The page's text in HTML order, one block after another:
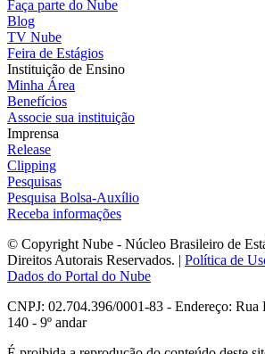
Faça parte do Nube
Blog
TV Nube
Feira de Estágios
Instituição de Ensino
Minha Área
Benefícios
Associe sua instituição
Imprensa
Release
Clipping
Pesquisas
Pesquisa Bolsa-Auxílio
Receba informações
© Copyright Nube - Núcleo Brasileiro de
Direitos Autorais Reservados. | Política de
Dados do Portal do Nube
CNPJ: 02.704.396/0001-83 - Endereço: Rua
140 - 9º andar